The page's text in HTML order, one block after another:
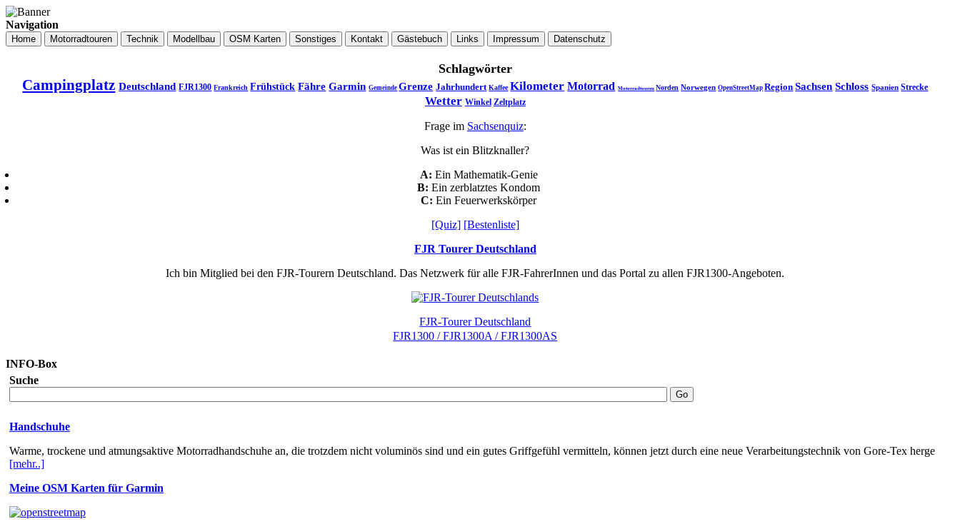
Navigation
Home Motorradtouren Technik Modellbau OSM Karten Sonstiges Kontakt Gästebuch Links Impressum Datenschutz
Schlagwörter
Campingplatz Deutschland FJR1300 Frankreich Frühstück Fähre Garmin Gemeinde Grenze Jahrhundert Kaffee Kilometer Motorrad Motorradtouren Norden Norwegen OpenStreetMap Region Sachsen Schloss Spanien Strecke
Wetter Winkel Zeltplatz
Frage im Sachsenquiz:
Was ist ein Blitzknaller?
A: Ein Mathematik-Genie
B:Ein zerblatztes Kondom
C:Ein Feuerwerkskörper
[Quiz] [Bestenliste]
FJR Tourer Deutschland
Ich bin Mitglied bei den FJR-Tourern Deutschland. Das Netzwerk für alle FJR-FahrerInnen und das Portal zu allen FJR1300-Angeboten.
FJR-Tourer Deutschland
FJR1300 / FJR1300A / FJR1300AS
INFO-Box
Suche
Handschuhe
Warme, trockene und atmungsaktive Motorradhandschuhe an, die trotzdem nicht voluminös sind und ein gutes Griffgefühl vermitteln, können jetzt durch eine neue Verarbeitungstechnik von Gore-Tex herge
[mehr..]
Meine OSM Karten für Garmin